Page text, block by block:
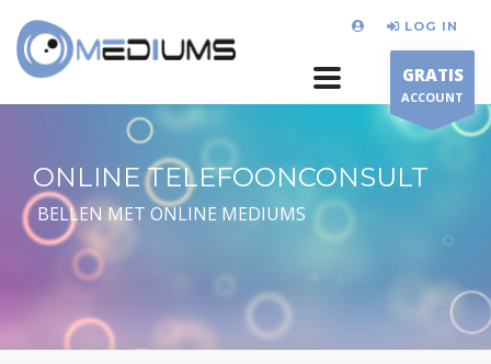
LOG IN
GRATIS
ACCOUNT
ONLINE TELEFOONCONSULT
BELLEN MET ONLINE MEDIUMS